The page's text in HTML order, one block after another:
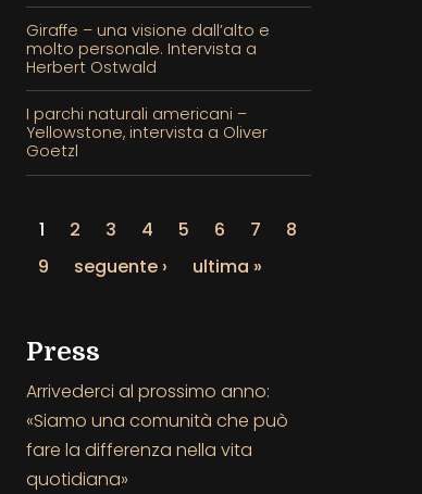
Giraffe – una visione dall’alto e
molto personale. Intervista a
Herbert Ostwald
I parchi naturali americani –
Yellowstone, intervista a Oliver
Goetzl
1 2 3 4 5 6 7
8
9
seguente › ultima »
Press
Arrivederci al prossimo anno:
«Siamo una comunità che può
fare la differenza nella vita
quotidiana»